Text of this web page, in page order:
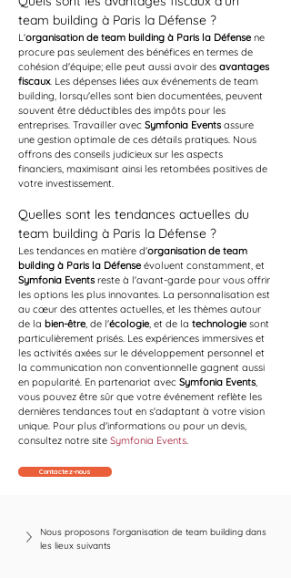
team building à Paris la Défense ?
L'organisation de team building à Paris la Défense ne
procure pas seulement des bénéfices en termes de
cohésion d'équipe; elle peut aussi avoir des avantages
fiscaux. Les dépenses liées aux événements de team
building, lorsqu'elles sont bien documentées, peuvent
souvent être déductibles des impôts pour les
entreprises. Travailler avec Symfonia Events assure
une gestion optimale de ces détails pratiques. Nous
offrons des conseils judicieux sur les aspects
financiers, maximisant ainsi les retombées positives de
votre investissement.
Quelles sont les tendances actuelles du
team building à Paris la Défense ?
Les tendances en matière d'organisation de team
building à Paris la Défense évoluent constamment, et
Symfonia Events reste à l'avant-garde pour vous offrir
les options les plus innovantes. La personnalisation est
au cœur des attentes actuelles, et les thèmes autour
de la bien-être, de l'écologie, et de la technologie sont
particulièrement prisés. Les expériences immersives et
les activités axées sur le développement personnel et
la communication non conventionnelle gagnent aussi
en popularité. En partenariat avec Symfonia Events,
vous pouvez être sûr que votre événement reflète les
dernières tendances tout en s'adaptant à votre vision
unique. Pour plus d'informations ou pour un devis,
consultez notre site Symfonia Events.
Contactez-nous
Nous proposons l'organisation de team building dans
les lieux suivants